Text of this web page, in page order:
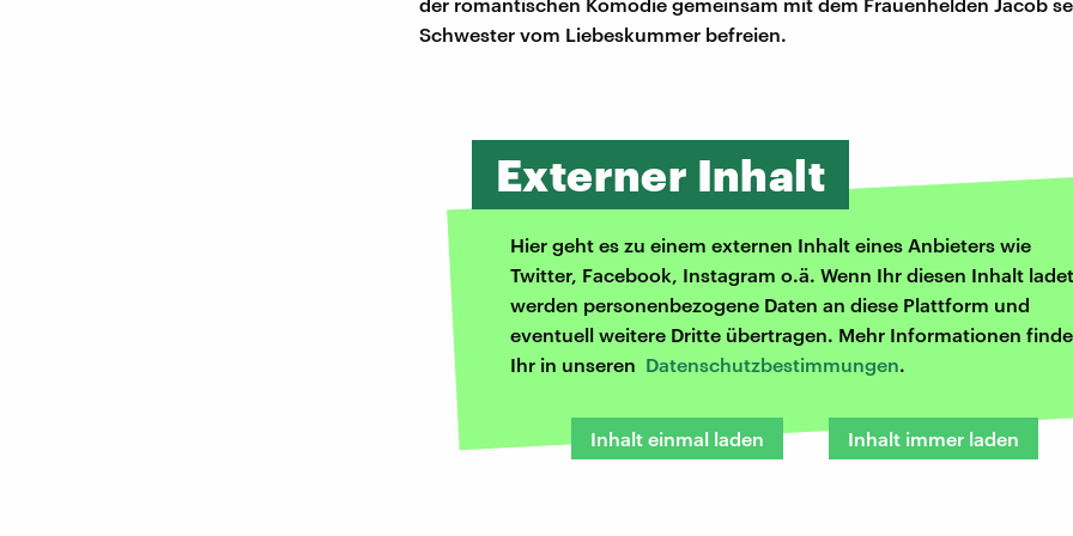
Schwester vom Liebeskummer befreien.
Externer Inhalt
Hier geht es zu einem externen Inhalt eines Anbieters wie
Twitter, Facebook, Instagram o.ä. Wenn Ihr diesen Inhalt
werden personenbezogene Daten an diese Plattform und
eventuell weitere Dritte übertragen. Mehr Informationen
Ihr in unseren Datenschutzbestimmungen.
Inhalt einmal laden Inhalt immer laden